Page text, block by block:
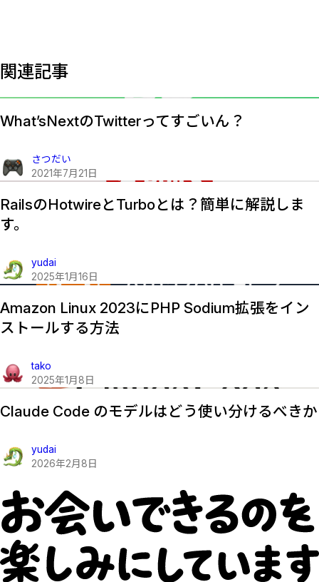
関連記事
What’sNextのTwitterってすごいん？
さつだい
2021年7月 21 日
RailsのHotwireとTurboとは？簡単に解説しま
す。
yudai
2025年1月 16 日
Amazon Linux 2023にPHP Sodium拡張をイン
ストールする方法
tako
2025年1月 8 日
Claude Code のモデルはどう使い分けるべきか
yudai
2026年2月 8 日